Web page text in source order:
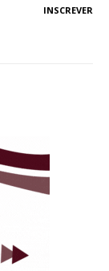
INSCREVER